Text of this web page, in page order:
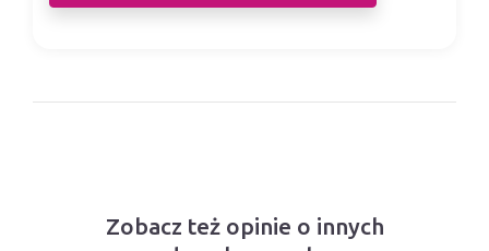
Zobacz też opinie o innych